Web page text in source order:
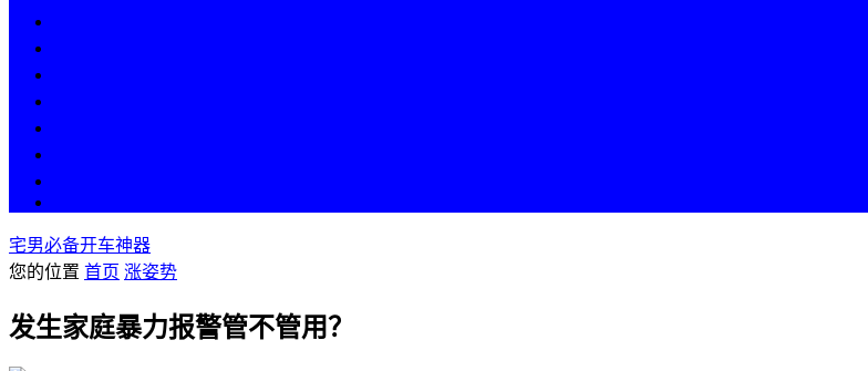
宅男必备开车神器
您的位置 首页 涨姿势
发生家庭暴力报警管不管用？